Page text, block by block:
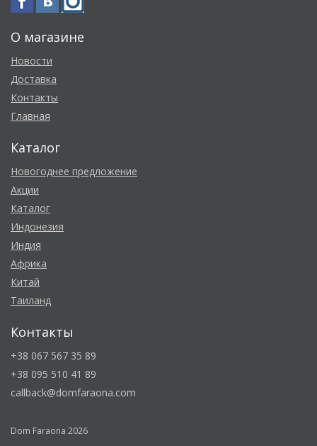
О магазине
Новости
Доставка
Контакты
Главная
Каталог
Новогоднее предложение
Акции
Каталог
Индонезия
Индия
Африка
Китай
Таиланд
Контакты
+38 067 567 35 89
+38 095 510 41 89
callback@domfaraona.com
Dom Faraona 2026